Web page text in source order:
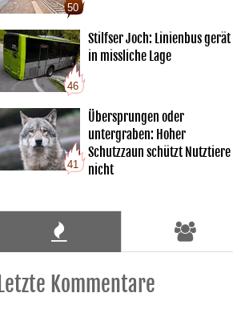
50
46
Stilfser Joch: Linienbus gerät
in missliche Lage
41
Übersprungen oder
untergraben: Hoher
Schutzzaun schützt Nutztiere
nicht
Letzte Kommentare